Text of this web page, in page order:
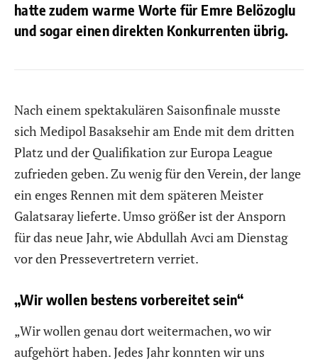
hatte zudem warme Worte für Emre Belözoglu
und sogar einen direkten Konkurrenten übrig.
Nach einem spektakulären Saisonfinale musste
sich Medipol Basaksehir am Ende mit dem dritten
Platz und der Qualifikation zur Europa League
zufrieden geben. Zu wenig für den Verein, der lange
ein enges Rennen mit dem späteren Meister
Galatsaray lieferte. Umso größer ist der Ansporn
für das neue Jahr, wie Abdullah Avci am Dienstag
vor den Pressevertretern verriet.
„Wir wollen bestens vorbereitet sein“
„Wir wollen genau dort weitermachen, wo wir
aufgehört haben. Jedes Jahr konnten wir uns